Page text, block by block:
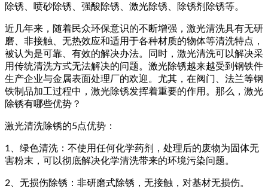
除锈、喷砂除锈、强酸除锈、激光除锈、除锈剂除锈等。
近几年来，随着民众环保意识的不断增强，激光清洗具有无研
磨、非接触、无热效应和适用于各种材质的物体等清洗特点，
被认为是可靠、有效的解决办法。同时，激光清洗可以解决采
用传统清洗方式无法解决的问题。激光除锈越来越受到钢铁件
生产企业与金属表面处理厂的欢迎。尤其，在阀门、法兰等钢
铁制品加工过程中，激光除锈发挥着重要的作用。那么，激光
除锈有哪些优势？
激光清洗除锈的5点优势：
1、绿色清洗：不使用任何化学药剂，处理后的废物为固体无
害粉末，可以彻底解决化学清洗带来的环境污染问题。
2、无损伤除锈：非研磨式除锈，无接触，对基材无损伤。